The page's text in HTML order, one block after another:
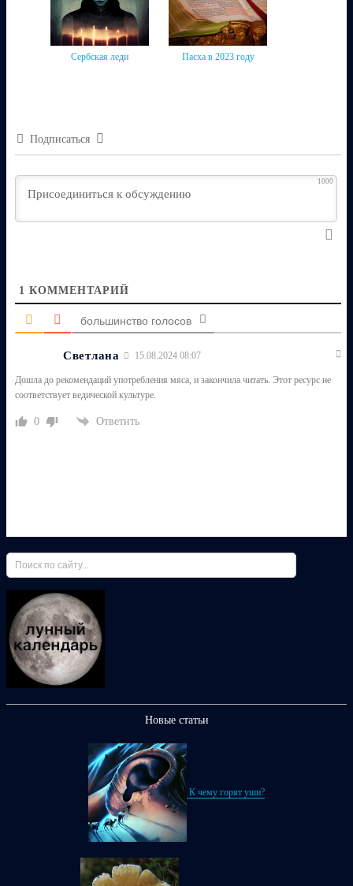
Сербская леди Пасха в 2023 году
Подписаться
1000
1 КОММЕНТАРИЙ
большинство голосов
Светлана 15.08.2024 08:07
Дошла до рекомендаций употребления мяса, и закончила читать. Этот ресурс не
соответствует ведической культуре.
0 Ответить
Новые статьи
К чему горят уши?